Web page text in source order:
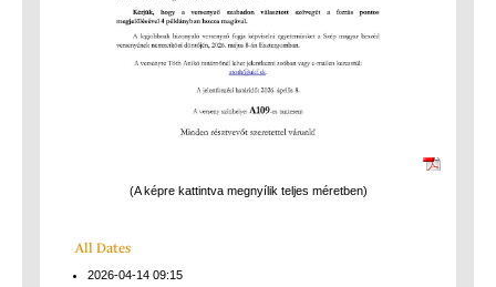
(A képre kattintva megnyílik teljes méretben)
All Dates
2026-04-14 09:15